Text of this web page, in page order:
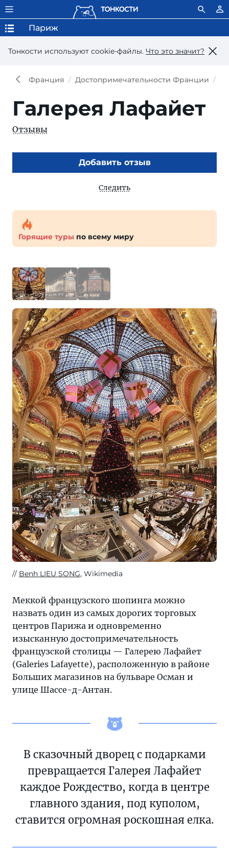
Тонкости используют сookie-файлы. Что это значит?
Париж
Франция Достопримечательности Франции
Галерея Лафайет
Отзывы
Добавить отзыв
Следить
Горящие туры по всему миру
Benh LIEU SONG, Wikimedia
Меккой французского шопинга можно
назвать один из самых дорогих торговых
центров Парижа и одновременно
изысканную достопримечательность
французской столицы — Галерею Лафайет
(Galeries Lafayette), расположенную в районе
Больших магазинов на бульваре Осман и
улице Шассе-д-Антан.
В сказочный дворец с подарками
превращается Галерея Лафайет
каждое Рождество, когда в центре
главного здания, под куполом,
ставится огромная роскошная елка.